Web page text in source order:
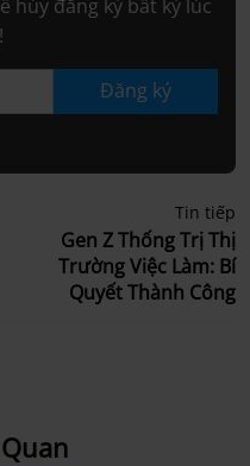
hủy đăng ký bất kỳ lúc
Đăng ký
Tin tiếp
Gen Z Thống Trị Thị
Trường Việc Làm: Bí
Quyết Thành Công